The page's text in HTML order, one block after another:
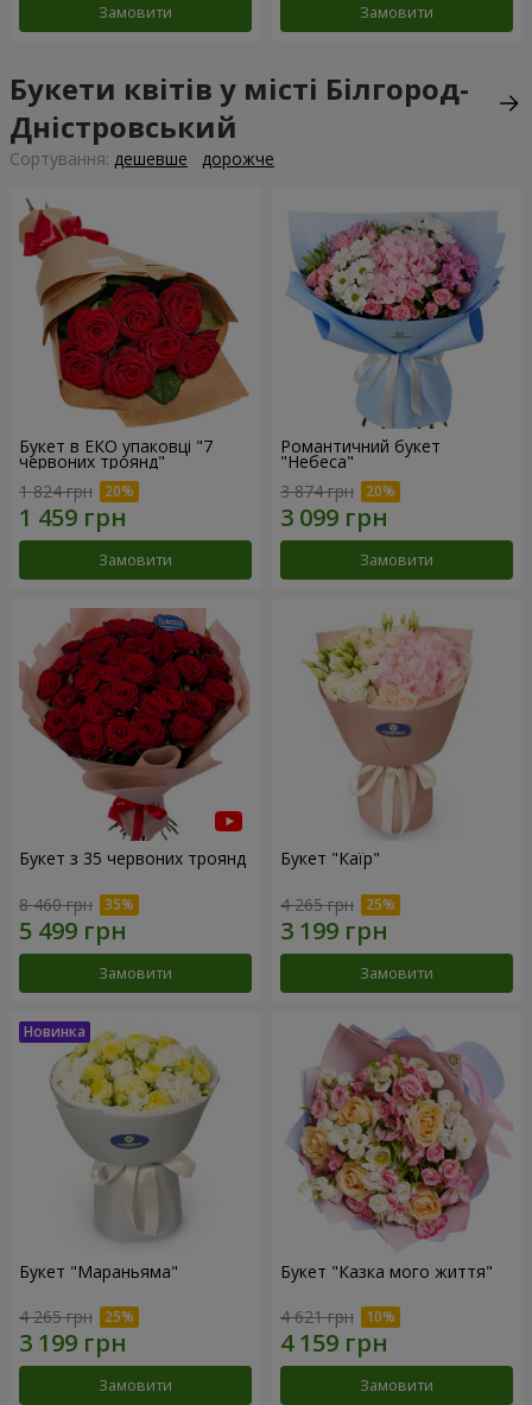
Замовити Замовити
Букети квітів у місті Білгород-
Дністровський
Сортування: дешевше дорожче
Букет в ЕКО упаковці "7
червоних троянд"
1 824 грн
Замовити
Романтичний букет
"Небеса"
3 874 грн
Замовити
Букет з 35 червоних троянд
8 460 грн
Замовити
Букет "Каїр"
4 265 грн
Замовити
Букет "Мараньяма"
4 265 грн
Замовити
Букет "Казка мого життя"
4 621 грн
Замовити